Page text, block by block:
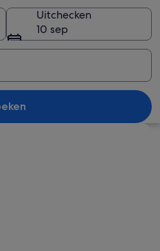
Luchtbeeld van een klein stadje
Uitchecken
10 sep